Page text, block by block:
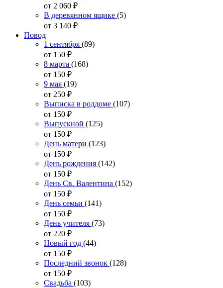
от 2 060 ₽
В деревянном ящике (5)
от 3 140 ₽
Повод
1 сентября (89)
от 150 ₽
8 марта (168)
от 150 ₽
9 мая (19)
от 250 ₽
Выписка в роддоме (107)
от 150 ₽
Выпускной (125)
от 150 ₽
День матери (123)
от 150 ₽
День рождения (142)
от 150 ₽
День Св. Валентина (152)
от 150 ₽
День семьи (141)
от 150 ₽
День учителя (73)
от 220 ₽
Новый год (44)
от 150 ₽
Последний звонок (128)
от 150 ₽
Свадьба (103)